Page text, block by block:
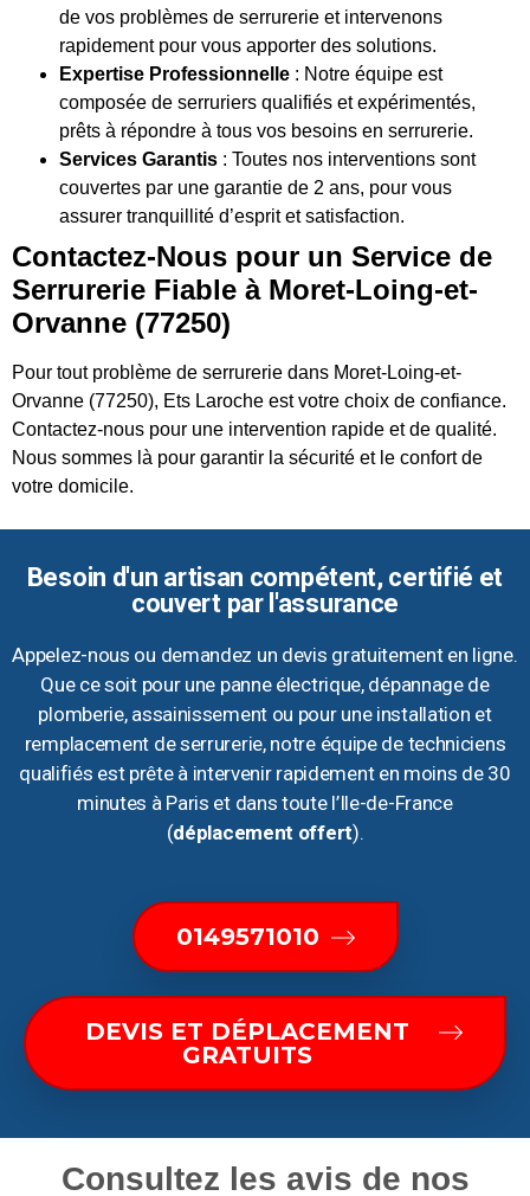
de vos problèmes de serrurerie et intervenons
rapidement pour vous apporter des solutions.
Expertise Professionnelle : Notre équipe est
composée de serruriers qualifiés et expérimentés,
prêts à répondre à tous vos besoins en serrurerie.
Services Garantis : Toutes nos interventions sont
couvertes par une garantie de 2 ans, pour vous
assurer tranquillité d’esprit et satisfaction.
Contactez-Nous pour un Service de
Serrurerie Fiable à Moret-Loing-et-
Orvanne (77250)
Pour tout problème de serrurerie dans Moret-Loing-et-
Orvanne (77250), Ets Laroche est votre choix de confiance.
Contactez-nous pour une intervention rapide et de qualité.
Nous sommes là pour garantir la sécurité et le confort de
votre domicile.
Besoin d'un artisan compétent, certifié et
couvert par l'assurance
Appelez-nous ou demandez un devis gratuitement en ligne.
Que ce soit pour une panne électrique, dépannage de
plomberie, assainissement ou pour une installation et
remplacement de serrurerie, notre équipe de techniciens
qualifiés est prête à intervenir rapidement en moins de 30
minutes à Paris et dans toute l’Ile-de-France
(déplacement offert).
0149571010
DEVIS ET DÉPLACEMENT
GRATUITS
Consultez les avis de nos